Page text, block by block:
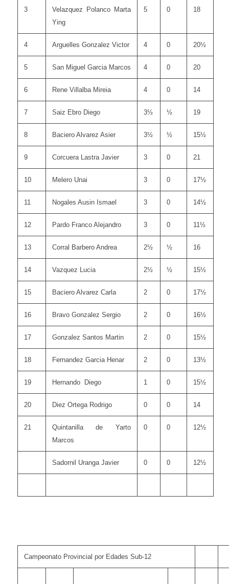
3
Velazquez Polanco Marta
Ying
5 0 18
4 Arguelles Gonzalez Victor 4 0 20½
5 San Miguel Garcia Marcos 4 0 20
6 Rene Villalba Mireia 4 0 14
7 Saiz Ebro Diego 3½ ½ 19
8 Baciero Alvarez Asier 3½ ½ 15½
9 Corcuera Lastra Javier 3 0 21
10 Melero Unai 3 0 17½
11 Nogales Ausin Ismael 3 0 14½
12 Pardo Franco Alejandro 3 0 11½
13 Corral Barbero Andrea 2½ ½ 16
14 Vazquez Lucia 2½ ½ 15½
15 Baciero Alvarez Carla 2 0 17½
16 Bravo Gonzalez Sergio 2 0 16½
17 Gonzalez Santos Martin 2 0 15½
18 Fernandez Garcia Henar 2 0 13½
19 Hernando Diego 1 0 15½
20 Diez Ortega Rodrigo 0 0 14
21
Quintanilla de Yarto
Marcos
0 0 12½
Sadornil Uranga Javier 0 0 12½
Campeonato Provincial por Edades Sub-12